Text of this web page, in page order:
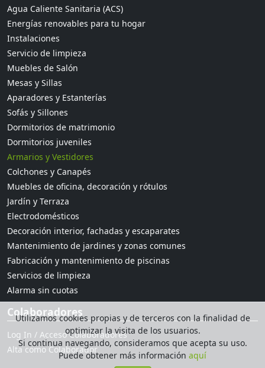
Utilizamos cookies propias y de terceros con la finalidad de
optimizar la visita de los usuarios.
Si continua navegando, consideramos que acepta su uso.
Puede obtener más información aquí
Agua Caliente Sanitaria (ACS)
Energías renovables para tu hogar
Instalaciones
Servicio de limpieza
Muebles de Salón
Mesas y Sillas
Aparadores y Estanterías
Sofás y Sillones
Dormitorios de matrimonio
Dormitorios juveniles
Armarios y Vestidores
Colchones y Canapés
Muebles de oficina, decoración y rótulos
Jardín y Terraza
Electrodomésticos
Decoración interior, fachadas y escaparates
Mantenimiento de jardines y zonas comunes
Fabricación y mantenimiento de piscinas
Servicios de limpieza
Alarma sin cuotas
Colaboradores
Log In / Acceso Colaboradores
Alta como Colaborador